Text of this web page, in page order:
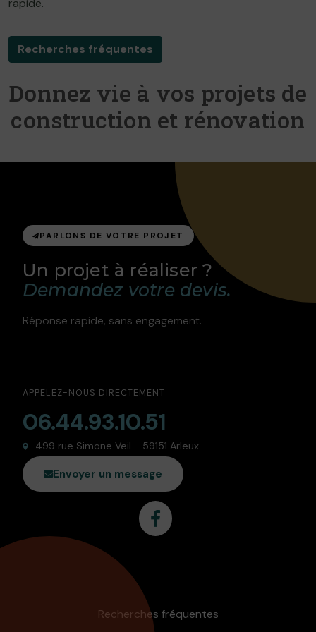
rapide.
Recherches fréquentes
Donnez vie à vos projets de
construction et rénovation
PARLONS DE VOTRE PROJET
Un projet à réaliser ?
Demandez votre devis.
Réponse rapide, sans engagement.
APPELEZ-NOUS DIRECTEMENT
06.44.93.10.51
499 rue Simone Veil - 59151 Arleux
Envoyer un message
Recherches fréquentes